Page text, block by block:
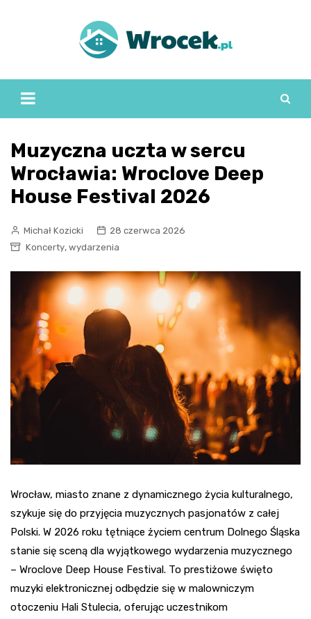
Muzyczna uczta w sercu
Wrocławia: Wroclove Deep
House Festival 2026
Michał Kozicki
28 czerwca 2026
Koncerty, wydarzenia
Wrocław, miasto znane z dynamicznego życia kulturalnego,
szykuje się do przyjęcia muzycznych pasjonatów z całej
Polski. W 2026 roku tętniące życiem centrum Dolnego Śląska
stanie się sceną dla wyjątkowego wydarzenia muzycznego
– Wroclove Deep House Festival. To prestiżowe święto
muzyki elektronicznej odbędzie się w malowniczym
otoczeniu Hali Stulecia, oferując uczestnikom